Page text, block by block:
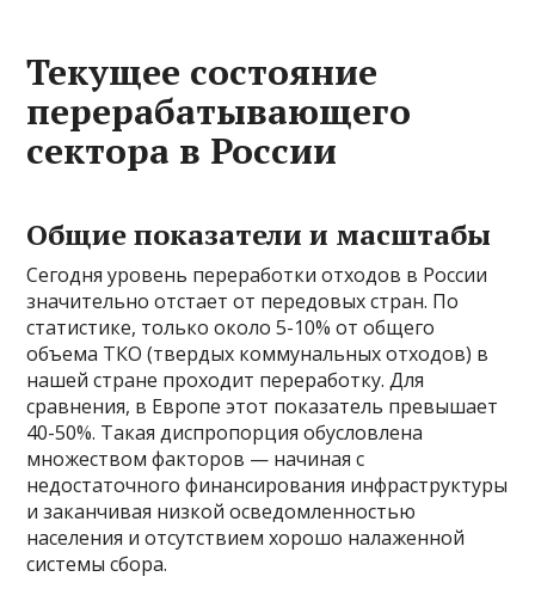
Текущее состояние
перерабатывающего
сектора в России
Общие показатели и масштабы
Сегодня уровень переработки отходов в России
значительно отстает от передовых стран. По
статистике, только около 5-10% от общего
объема ТКО (твердых коммунальных отходов) в
нашей стране проходит переработку. Для
сравнения, в Европе этот показатель превышает
40-50%. Такая диспропорция обусловлена
множеством факторов — начиная с
недостаточного финансирования инфраструктуры
и заканчивая низкой осведомленностью
населения и отсутствием хорошо налаженной
системы сбора.